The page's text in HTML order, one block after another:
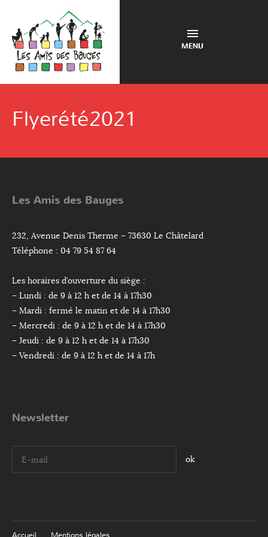
MENU
Flyerété2021
Les Amis des Bauges
232, Avenue Denis Therme – 73630 Le Châtelard
Téléphone : 04 79 54 87 64
Les horaires d’ouverture du siège :
– Lundi : de 9 à 12 h et de 14 à 17h30
– Mardi : fermé le matin et de 14 à 17h30
– Mercredi : de 9 à 12 h et de 14 à 17h30
– Jeudi : de 9 à 12 h et de 14 à 17h30
– Vendredi : de 9 à 12 h et de 14 à 17h
Newsletter
I agree terms and conditions.*
Accueil Mentions légales